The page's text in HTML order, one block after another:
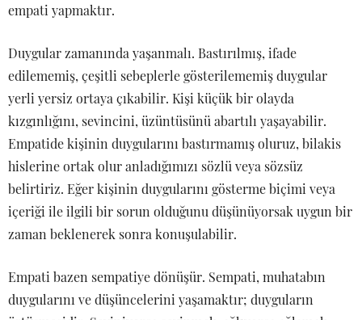
empati yapmaktır.
Duygular zamanında yaşanmalı. Bastırılmış, ifade
edilememiş, çeşitli sebeplerle gösterilememiş duygular
yerli yersiz ortaya çıkabilir. Kişi küçük bir olayda
kızgınlığını, sevincini, üzüntüsünü abartılı yaşayabilir.
Empatide kişinin duygularını bastırmamış oluruz, bilakis
hislerine ortak olur anladığımızı sözlü veya sözsüz
belirtiriz. Eğer kişinin duygularını gösterme biçimi veya
içeriği ile ilgili bir sorun olduğunu düşünüyorsak uygun bir
zaman beklenerek sonra konuşulabilir.
Empati bazen sempatiye dönüşür. Sempati, muhatabın
duygularını ve düşüncelerini yaşamaktır; duyguların